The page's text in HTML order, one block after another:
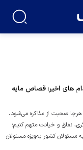
های اخیر: قصاص مایه
هرجا صحبت از مذاکره می‌شود،
نفاق و خیانت متهم کنیم؛
مسئولان کشور به‌ویژه مسئولان